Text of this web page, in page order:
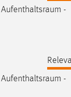
Aufenthaltsraum -
Aufenthaltsraum -